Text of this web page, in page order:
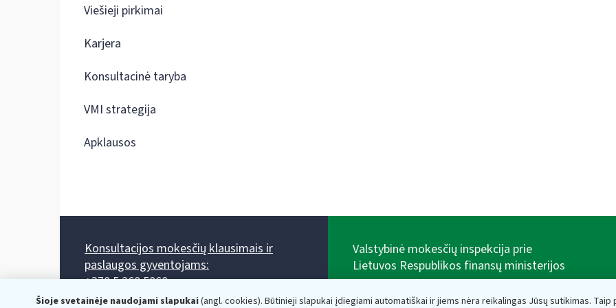
Šioje svetainėje naudojami slapukai(angl. cookies). Būtinieji slapukai įdiegiami automatiškai ir jiems nėra reikalingas Jūsų sutikimas.
Viešieji pirkimai
Karjera
Konsultacinė taryba
VMI strategija
Apklausos
Konsultacijos mokesčių klausimais ir
paslaugos gyventojams:
+370 5 260 5060
Darbo laikas: I-IV 8.00-17.00, V 8.00-15.45.
Valstybinė mokesčių inspekcija prie
Lietuvos Respublikos finansų ministerijos
adresas: Vasario 16-osios g. 14, 01107 Vilnius, Lietuva,